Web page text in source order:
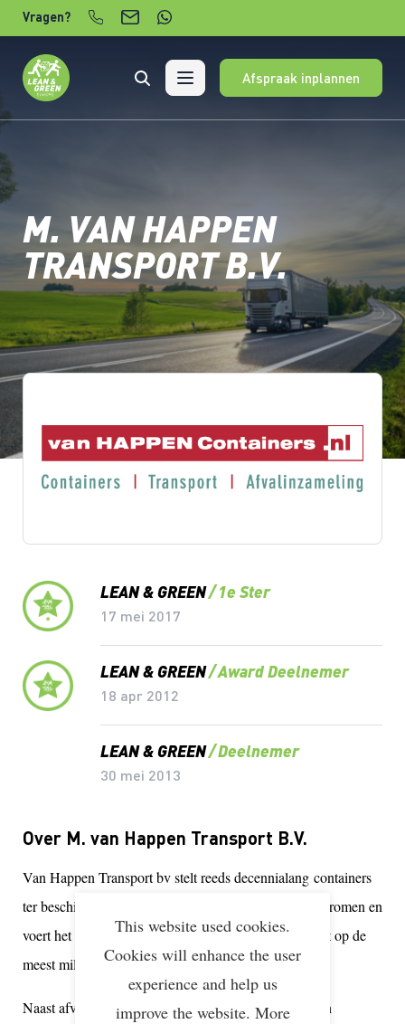
Verder naar content
Vragen?
Afspraak inplannen
M. VAN HAPPEN
TRANSPORT B.V.
Lean & Green Milestones
LEAN & GREEN 1e Ster
17 mei 2017
LEAN & GREEN Award Deelnemer
18 apr 2012
LEAN & GREEN Deelnemer
30 mei 2013
Over M. van Happen Transport B.V.
Van Happen Transport bv stelt reedsdecennialang containers
ter beschikking voor het inzamelen van diverse afvalstromen en
voert het snel, vakkundig en hygiënisch af, waarna het op de
meest milieuvriendelijke wijze verwerkt wordt.
Naast afvalinzameling zijn we sterk in het verhuren en
This website used cookies.
Cookies will enhance the user
experience and help us
improve the website. More